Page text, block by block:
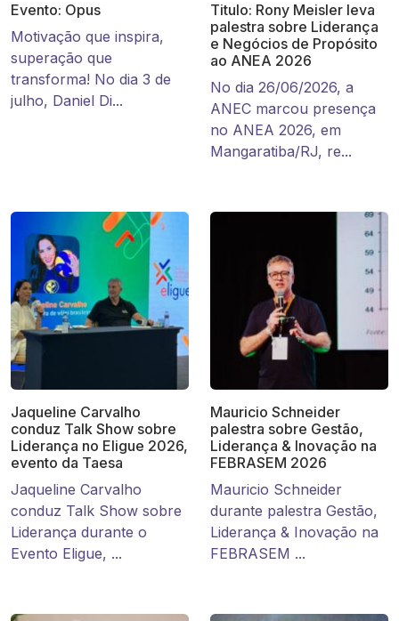
Evento: Opus
Motivação que inspira,
superação que
transforma! No dia 3 de
julho, Daniel Di...
Titulo: Rony Meisler leva
palestra sobre Liderança
e Negócios de Propósito
ao ANEA 2026
No dia 26/06/2026, a
ANEC marcou presença
no ANEA 2026, em
Mangaratiba/RJ, re...
Jaqueline Carvalho
conduz Talk Show sobre
Liderança no Eligue 2026,
evento da Taesa
Jaqueline Carvalho
conduz Talk Show sobre
Liderança durante o
Evento Eligue, ...
Mauricio Schneider
palestra sobre Gestão,
Liderança & Inovação na
FEBRASEM 2026
Mauricio Schneider
durante palestra Gestão,
Liderança & Inovação na
FEBRASEM ...